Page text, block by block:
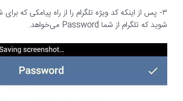
۳- پس از اینکه کد ویژه تلگرام را از راه پیامکی که
شوید که تلگرام از شما Password می‌خواهد.